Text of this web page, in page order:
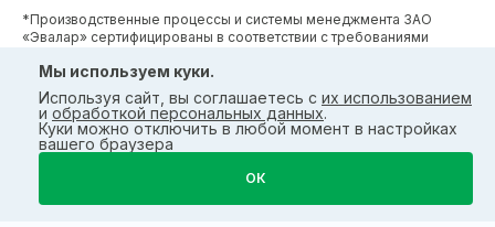
*Производственные процессы и системы менеджмента ЗАО
«Эвалар» сертифицированы в соответствии с требованиями
Мы используем куки.
Используя сайт, вы соглашаетесь с их использованием
и обработкой персональных данных.
Куки можно отключить в любой момент в настройках
вашего браузера
ОК